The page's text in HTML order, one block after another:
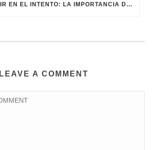
MEDIR O MORIR EN EL INTENTO: LA IMPORTANCIA DE LOS KPI’S PARA EL MARKETING DIGITAL
LEAVE A COMMENT